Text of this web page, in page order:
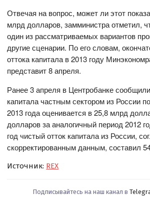
Отвечая на вопрос, может ли этот
млрд долларов, замминистра отметил,
один из рассматриваемых вариантов
другие сценарии. По его словам,
оттока капитала в 2013 году
представит 8 апреля.
Ранее 3 апреля в Центробанке
капитала частным сектором из России
2013 года оценивается в 25,8 млрд
долларов за аналогичный период 2012
год чистый отток капитала из России,
скорректированным данным, составил
Источник: REX
Подписывайтесь на наш канал в